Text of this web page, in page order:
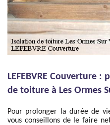
LEFEBVRE Couverture
de toiture à Les Ormes
Pour prolonger la durée de
vous conseillons de le faire